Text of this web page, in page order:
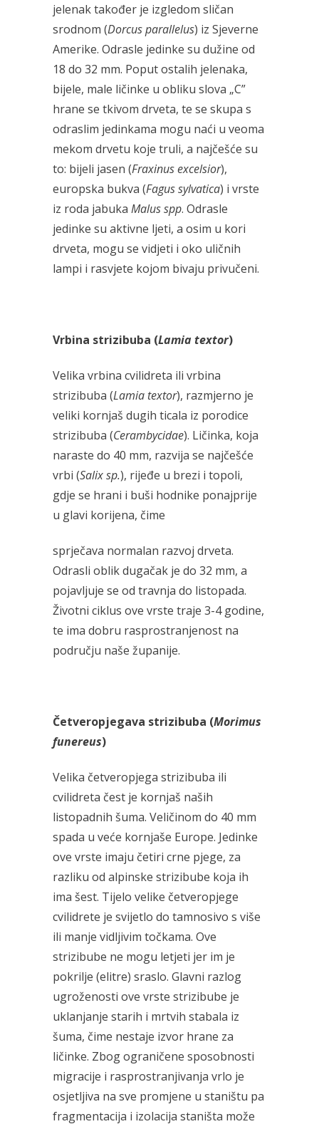
jelenak također je izgledom sličan
srodnom (Dorcus parallelus) iz Sjeverne
Amerike. Odrasle jedinke su dužine od
18 do 32 mm. Poput ostalih jelenaka,
bijele, male ličinke u obliku slova „C”
hrane se tkivom drveta, te se skupa s
odraslim jedinkama mogu naći u veoma
mekom drvetu koje truli, a najčešće su
to: bijeli jasen (Fraxinus excelsior),
europska bukva (Fagus sylvatica) i vrste
iz roda jabuka Malus spp. Odrasle
jedinke su aktivne ljeti, a osim u kori
drveta, mogu se vidjeti i oko uličnih
lampi i rasvjete kojom bivaju privučeni.
Vrbina strizibuba (Lamia textor)
Velika vrbina cvilidreta ili vrbina
strizibuba (Lamia textor), razmjerno je
veliki kornjaš dugih ticala iz porodice
strizibuba (Cerambycidae). Ličinka, koja
naraste do 40 mm, razvija se najčešće
vrbi (Salix sp.), rijeđe u brezi i topoli,
gdje se hrani i buši hodnike ponajprije
u glavi korijena, čime
sprječava normalan razvoj drveta.
Odrasli oblik dugačak je do 32 mm, a
pojavljuje se od travnja do listopada.
Životni ciklus ove vrste traje 3-4 godine,
te ima dobru rasprostranjenost na
području naše županije.
Četveropjegava strizibuba (Morimus
funereus)
Velika četveropjega strizibuba ili
cvilidreta čest je kornjaš naših
listopadnih šuma. Veličinom do 40 mm
spada u veće kornjaše Europe. Jedinke
ove vrste imaju četiri crne pjege, za
razliku od alpinske strizibube koja ih
ima šest. Tijelo velike četveropjege
cvilidrete je svijetlo do tamnosivo s više
ili manje vidljivim točkama. Ove
strizibube ne mogu letjeti jer im je
pokrilje (elitre) sraslo. Glavni razlog
ugroženosti ove vrste strizibube je
uklanjanje starih i mrtvih stabala iz
šuma, čime nestaje izvor hrane za
ličinke. Zbog ograničene sposobnosti
migracije i rasprostranjivanja vrlo je
osjetljiva na sve promjene u staništu pa
fragmentacija i izolacija staništa može